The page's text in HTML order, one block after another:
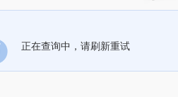
正在查询中，请刷新重试